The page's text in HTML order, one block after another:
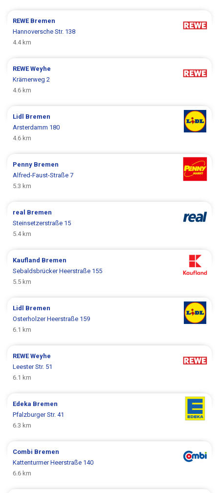
REWE Bremen
Hannoversche Str. 138
4.4 km
REWEWeyhe
Krämerweg 2
4.6 km
Lidl Bremen
Arsterdamm 180
4.6 km
Penny Bremen
Alfred-Faust-Straße 7
5.3 km
real Bremen
Steinsetzerstraße 15
5.4 km
Kaufland Bremen
Sebaldsbrücker Heerstraße 155
5.5 km
Lidl Bremen
Osterholzer Heerstraße 159
6.1 km
REWEWeyhe
Leester Str. 51
6.1 km
Edeka Bremen
Pfalzburger Str. 41
6.3 km
Combi Bremen
Kattenturmer Heerstraße 140
6.6 km